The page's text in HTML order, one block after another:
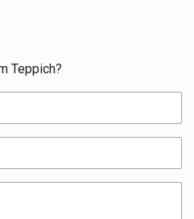
Teppich?